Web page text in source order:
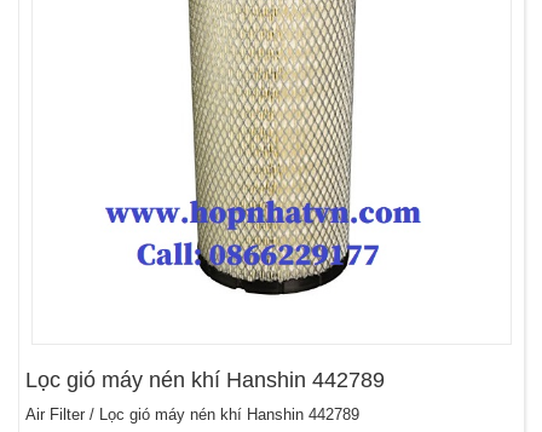
Lọc gió máy nén khí Hanshin 442789
Air Filter / Lọc gió máy nén khí Hanshin 442789